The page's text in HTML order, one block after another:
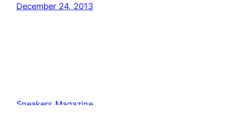
December 24, 2013
Sneakers Magazine